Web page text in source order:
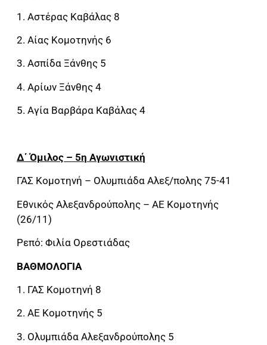
1. Αστέρας Καβάλας 8
2. Αίας Κομοτηνής 6
3. Ασπίδα Ξάνθης 5
4. Αρίων Ξάνθης 4
5. Αγία Βαρβάρα Καβάλας 4
Δ΄ Όμιλος – 5η Αγωνιστική
ΓΑΣ Κομοτηνή – Ολυμπιάδα Αλεξ/πολης 75-41
Εθνικός Αλεξανδρούπολης – ΑΕ Κομοτηνής
(26/11)
Ρεπό: Φιλία Ορεστιάδας
ΒΑΘΜΟΛΟΓΙΑ
1. ΓΑΣ Κομοτηνή 8
2. ΑΕ Κομοτηνής 5
3. Ολυμπιάδα Αλεξανδρούπολης 5